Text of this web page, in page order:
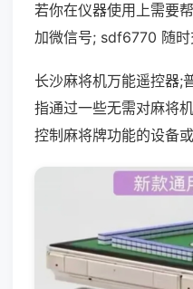
若你在仪器使用上需要
加微信号; sdf6770 随时
长沙麻将机万能遥控器;
指通过一些无需对麻将
控制麻将牌功能的设备或